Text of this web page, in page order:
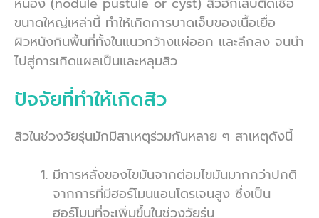
ขนาดใหญ่เหล่านี้ ทำให้เกิดการบาดเจ็บของเนื้อเยื่อ
ผิวหนังกินพื้นที่ทั้งในแนวกว้างแผ่ออก และลึกลง จนนำ
ไปสู่การเกิดแผลเป็นและหลุมสิว
ปัจจัยที่ทำให้เกิดสิว
สิวในช่วงวัยรุ่นมักมีสาเหตุร่วมกันหลาย ๆ สาเหตุดังนี้
มีการหลั่งของไขมันจากต่อมไขมันมากกว่าปกติ
จากการที่มีฮอร์โมนแอนโดรเจนสูง ซึ่งเป็น
ฮอร์โมนที่จะเพิ่มขึ้นในช่วงวัยรุ่น